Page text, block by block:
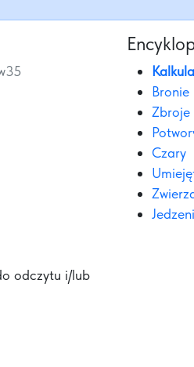
Bronie
Zbroje
Czary
odczytu i/lub